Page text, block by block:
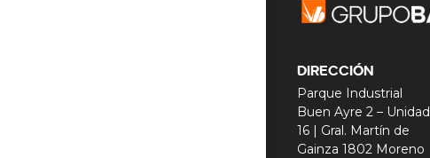
DIRECCIÓN
Parque Industrial
Buen Ayre 2 – Unidad
16 | Gral. Martín de
Gainza 1802 Moreno